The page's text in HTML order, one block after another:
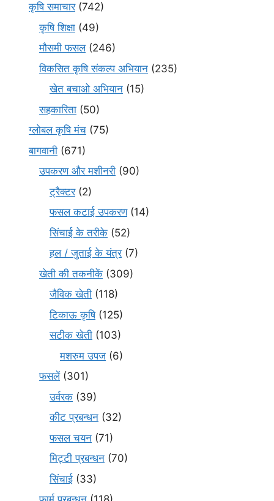
कृषि समाचार(742)
कृषि शिक्षा (49)
मौसमी फसल(246)
विकसित कृषि संकल्प अभियान (235)
खेत बचाओ अभियान (15)
सहकारिता (50)
ग्लोबल कृषि मंच (75)
बागवानी (671)
उपकरण और मशीनरी (90)
ट्रैक्टर(2)
फसल कटाई उपकरण(14)
सिंचाई के तरीके (52)
हल / जुताई के यंत्र(7)
खेती की तकनीकें (309)
जैविक खेती (118)
टिकाऊ कृषि(125)
सटीक खेती (103)
मशरुम उपज (6)
फसलें(301)
उर्वरक (39)
कीट प्रबन्धन (32)
फसल चयन (71)
मि‌ट्टी प्रबन्धन (70)
सिंचाई (33)